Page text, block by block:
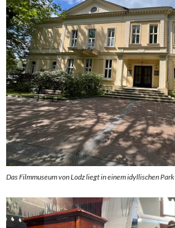
Das Filmmuseum von Lodz liegt in einem idyllischen Park